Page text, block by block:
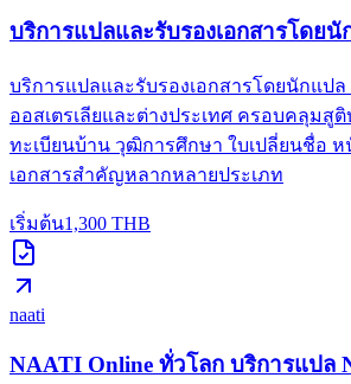
บริการแปลและรับรองเอกสารโดย
บริการแปลและรับรองเอกสารโดยนักแป
ออสเตรเลียและต่างประเทศ ครอบคลุมสู
ทะเบียนบ้าน วุฒิการศึกษา ใบเปลี่ยนชื่อ ห
เอกสารสำคัญหลากหลายประเภท
เริ่มต้น1,300 THB
naati
NAATI Online ทั่วโลก บริการแปล